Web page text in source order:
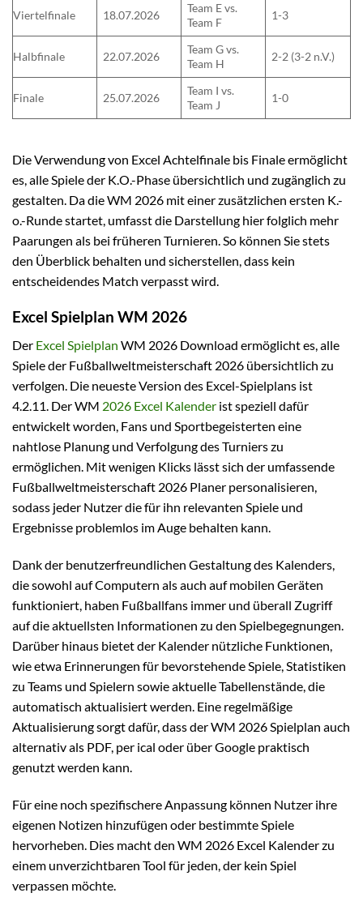
Viertelfinale 18.07.2026
Team E vs.
Team F
1-3
Halbfinale 22.07.2026
Team G vs.
Team H
2-2 (3-2 n.V.)
Finale 25.07.2026
Team I vs.
Team J
1-0
Die Verwendung von Excel Achtelfinale bis Finale ermöglicht
es, alle Spiele der K.O.-Phase übersichtlich und zugänglich zu
gestalten. Da die WM 2026 mit einer zusätzlichen ersten K.-
o.-Runde startet, umfasst die Darstellung hier folglich mehr
Paarungen als bei früheren Turnieren. So können Sie stets
den Überblick behalten und sicherstellen, dass kein
entscheidendes Match verpasst wird.
Excel Spielplan WM 2026
Der Excel Spielplan WM 2026 Download ermöglicht es, alle
Spiele der Fußballweltmeisterschaft 2026 übersichtlich zu
verfolgen. Die neueste Version des Excel-Spielplans ist
4.2.11. Der WM 2026 Excel Kalender ist speziell dafür
entwickelt worden, Fans und Sportbegeisterten eine
nahtlose Planung und Verfolgung des Turniers zu
ermöglichen. Mit wenigen Klicks lässt sich der umfassende
Fußballweltmeisterschaft 2026 Planer personalisieren,
sodass jeder Nutzer die für ihn relevanten Spiele und
Ergebnisse problemlos im Auge behalten kann.
Dank der benutzerfreundlichen Gestaltung des Kalenders,
die sowohl auf Computern als auch auf mobilen Geräten
funktioniert, haben Fußballfans immer und überall Zugriff
auf die aktuellsten Informationen zu den Spielbegegnungen.
Darüber hinaus bietet der Kalender nützliche Funktionen,
wie etwa Erinnerungen für bevorstehende Spiele, Statistiken
zu Teams und Spielern sowie aktuelle Tabellenstände, die
automatisch aktualisiert werden. Eine regelmäßige
Aktualisierung sorgt dafür, dass der WM 2026 Spielplan auch
alternativ als PDF, per ical oder über Google praktisch
genutzt werden kann.
Für eine noch spezifischere Anpassung können Nutzer ihre
eigenen Notizen hinzufügen oder bestimmte Spiele
hervorheben. Dies macht den WM 2026 Excel Kalender zu
einem unverzichtbaren Tool für jeden, der kein Spiel
verpassen möchte.